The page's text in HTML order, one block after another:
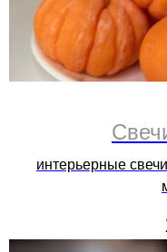
интерьерные